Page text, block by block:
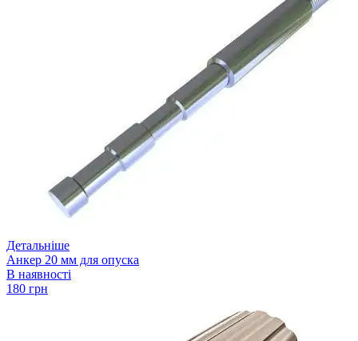
Детальніше
Анкер 20 мм для опуска
В наявності
180 грн